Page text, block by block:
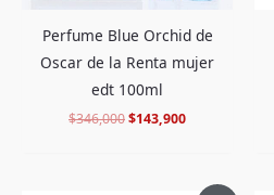
Perfume Blue Orchid de
Oscar de la Renta mujer
edt 100ml
$346,000$143,900